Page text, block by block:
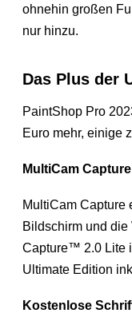
ohnehin großen
nur hinzu.
Das Plus der
PaintShop Pro
Euro mehr, einige
MultiCam
MultiCam Capture
Bildschirm und
Capture™ 2.0 Lite
Ultimate Edition
Kostenlose